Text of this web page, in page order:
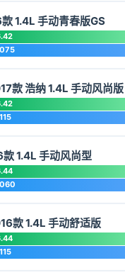
1.4L 手动青春版GS
款 浩纳 1.4L 手动风尚版
1.4L 手动风尚型
款 1.4L 手动舒适版